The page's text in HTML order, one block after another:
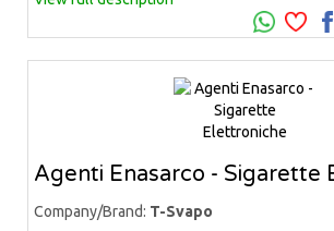
Agenti Enasarco - Sigarette
Company/Brand: T-Svapo